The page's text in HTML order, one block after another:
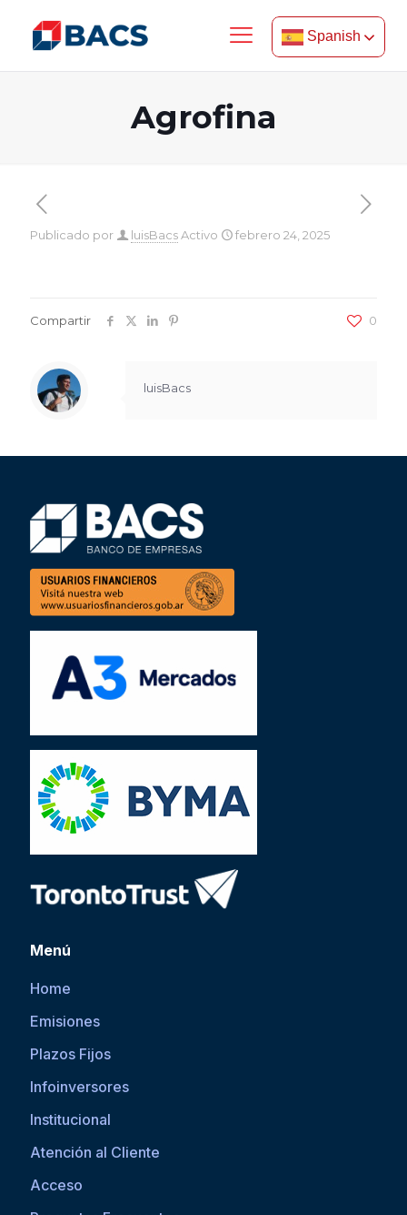
Spanish
Agrofina
Publicado por luisBacsActivo febrero 24, 2025
Compartir 0
luisBacs
Menú
Home
Emisiones
Plazos Fijos
Infoinversores
Institucional
Atención al Cliente
Acceso